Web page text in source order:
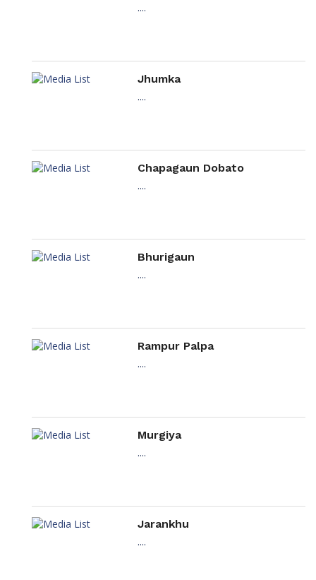
....
Jhumka
....
Chapagaun Dobato
....
Bhurigaun
....
Rampur Palpa
....
Murgiya
....
Jarankhu
....